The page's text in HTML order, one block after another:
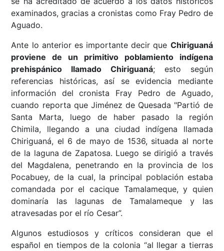
examinados, gracias a cronistas como Fray Pedro de
Aguado.
Ante lo anterior es importante decir que Chiriguaná
proviene de un primitivo poblamiento indígena
prehispánico llamado Chiriguaná; esto según
referencias históricas, así se evidencia mediante
información del cronista Fray Pedro de Aguado,
cuando reporta que Jiménez de Quesada "Partió de
Santa Marta, luego de haber pasado la región
Chimila, llegando a una ciudad indígena llamada
Chiriguaná, el 6 de mayo de 1536, situada al norte
de la laguna de Zapatosa. Luego se dirigió a través
del Magdalena, penetrando en la provincia de los
Pocabuey, de la cual, la principal población estaba
comandada por el cacique Tamalameque, y quien
dominaría las lagunas de Tamalameque y las
atravesadas por el río Cesar”.
Algunos estudiosos y críticos consideran que el
español en tiempos de la colonia “al llegar a tierras